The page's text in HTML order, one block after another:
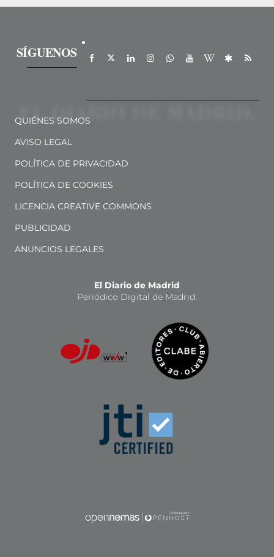
SÍGUENOS
QUIÉNES SOMOS
AVISO LEGAL
POLÍTICA DE PRIVACIDAD
POLÍTICA DE COOKIES
LICENCIA CREATIVE COMMONS
PUBLICIDAD
ANUNCIOS LEGALES
El Diario de Madrid
Periódico Digital de Madrid.